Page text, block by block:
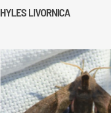
HYLES LIVORNICA